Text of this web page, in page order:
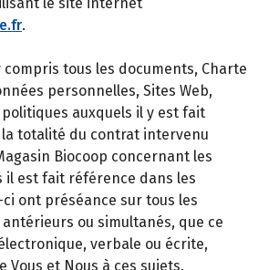
.
compris tous les documents, Charte
personnelles, Sites Web,
auxquels il y est fait
totalité du contrat intervenu
Biocoop concernant les
il est fait référence dans les
ci ont préséance sur tous les
ou simultanés, que ce
verbale ou écrite,
Vous et Nous à ces sujets.